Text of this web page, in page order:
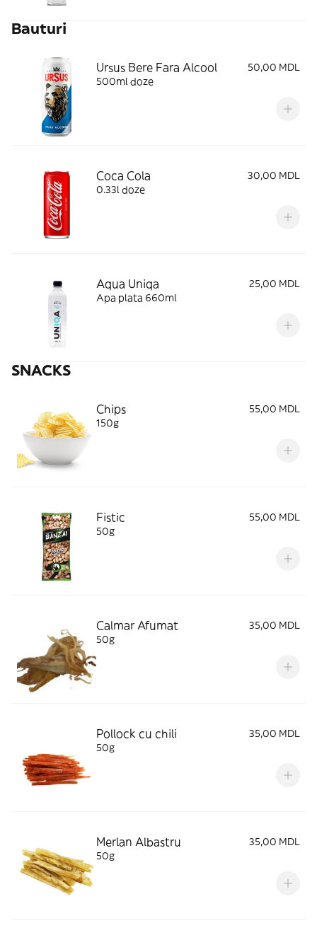
Bauturi
Ursus Bere Fara Alcool
50,00 MDL
500ml doze
Coca Cola
30,00 MDL
0.33l doze
Aqua Uniqa
25,00 MDL
Apa plata 660ml
SNACKS
Chips
55,00 MDL
150g
Fistic
55,00 MDL
50g
Calmar Afumat
35,00 MDL
50g
Pollock cu chili
35,00 MDL
50g
Merlan Albastru
35,00 MDL
50g